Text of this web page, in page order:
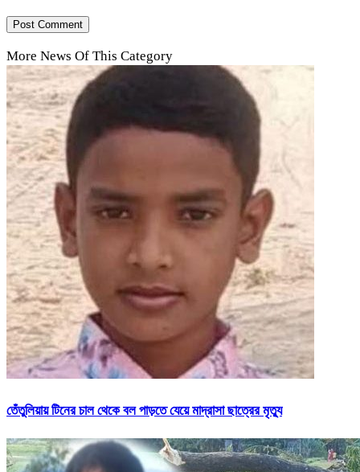
More News Of This Category
তেঁতুলিয়ায় টিনের চাল থেকে বল পাড়তে যেয়ে মাদ্রাসা ছাত্রের মৃত্যু